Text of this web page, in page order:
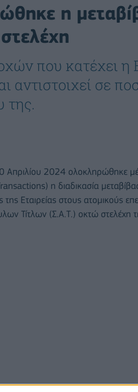
η
που κατέχει η
αντιστοιχεί σε
της.
Απριλίου 2024 ολοκληρώθηκε
η διαδικασία
Εταιρείας στους ατομικούς
Τίτλων (Σ.Α.Τ.) οκτώ στελέχη